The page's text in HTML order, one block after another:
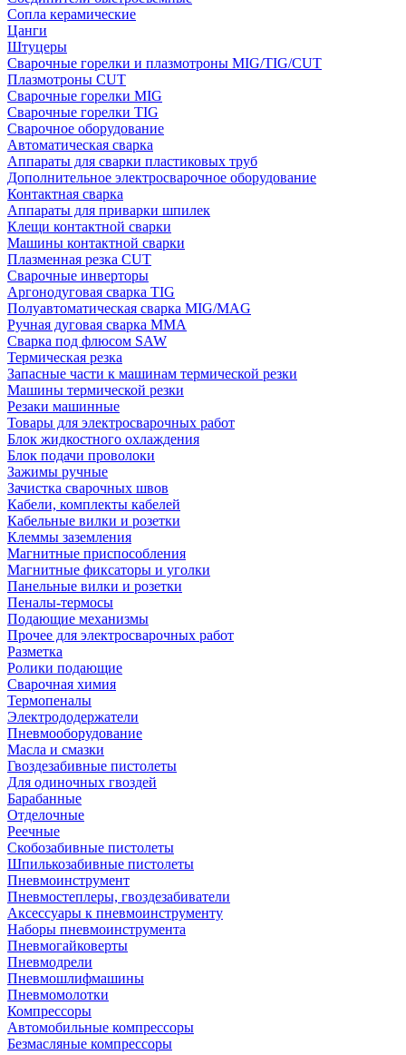
Сопла керамические
Цанги
Штуцеры
Сварочные горелки и плазмотроны MIG/TIG/CUT
Плазмотроны CUT
Сварочные горелки MIG
Сварочные горелки TIG
Сварочное оборудование
Автоматическая сварка
Аппараты для сварки пластиковых труб
Дополнительное электросварочное оборудование
Контактная сварка
Аппараты для приварки шпилек
Клещи контактной сварки
Машины контактной сварки
Плазменная резка CUT
Сварочные инверторы
Аргонодуговая сварка TIG
Полуавтоматическая сварка MIG/MAG
Ручная дуговая сварка MMA
Сварка под флюсом SAW
Термическая резка
Запасные части к машинам термической резки
Машины термической резки
Резаки машинные
Товары для электросварочных работ
Блок жидкостного охлаждения
Блок подачи проволоки
Зажимы ручные
Зачистка сварочных швов
Кабели, комплекты кабелей
Кабельные вилки и розетки
Клеммы заземления
Магнитные приспособления
Магнитные фиксаторы и уголки
Панельные вилки и розетки
Пеналы-термосы
Подающие механизмы
Прочее для электросварочных работ
Разметка
Ролики подающие
Сварочная химия
Термопеналы
Электрододержатели
Пневмооборудование
Масла и смазки
Гвоздезабивные пистолеты
Для одиночных гвоздей
Барабанные
Отделочные
Реечные
Скобозабивные пистолеты
Шпилькозабивные пистолеты
Пневмоинструмент
Пневмостеплеры, гвоздезабиватели
Аксессуары к пневмоинструменту
Наборы пневмоинструмента
Пневмогайковерты
Пневмодрели
Пневмошлифмашины
Пневмомолотки
Компрессоры
Автомобильные компрессоры
Безмасляные компрессоры